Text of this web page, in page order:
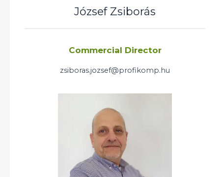
József Zsiborás
Commercial Director
zsiboras.jozsef@profikomp.hu